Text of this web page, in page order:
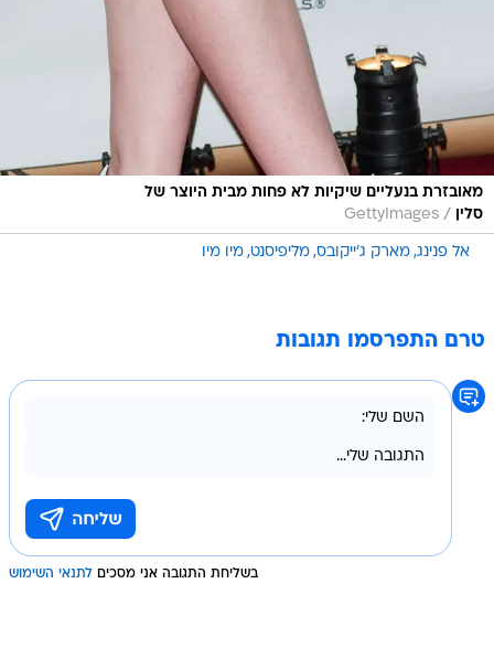
מאובזרת בנעליים שיקיות לא פחות מבית היוצר של
סלין
/
GettyImages
אל פנינג מארק ג'ייקובס מליפיסנט מיו מיו
טרם התפרסמו תגובות
בשליחת התגובה אני מסכים לתנאי השימוש